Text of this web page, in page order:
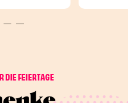
DIE FEIERTAGE